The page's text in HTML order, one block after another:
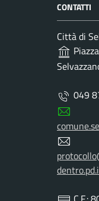
CONTATTI
Città di
049